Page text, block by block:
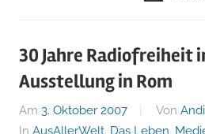
der
Blog
klein-
skigebiete.ch
30 Jahre Radiofreiheit
Ausstellung in Rom
Am 3. Oktober 2007 Von
In AusAllerWelt, Das Leben,